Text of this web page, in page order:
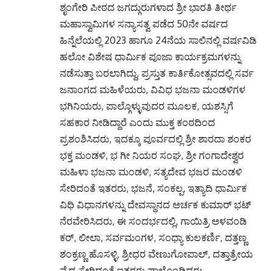
ಶೃಂಗೇರಿ ಪೀಠದ ಜಗದ್ಗುರುಗಳಾದ ಶ್ರೀ ಭಾರತಿ ತೀರ್ಥ
ಮಹಾಸ್ವಾಮಿಗಳ ಸನ್ಯಾಸತ್ವ ಪಡೆದ 50ನೇ ವರ್ಷದ
ಹಿನ್ನೆಲೆಯಲ್ಲಿ 2023 ಹಾಗೂ 24ನೆಯ ಸಾಲಿನಲ್ಲಿ ವರ್ಷವಿಡಿ
ಹಲೋ ವಿಶೇಷ ಧಾರ್ಮಿಕ ಪೂಜಾ ಕಾರ್ಯಕ್ರಮಗಳನ್ನು
ನಡೆಸುತ್ತಾ ಬರಲಾಗಿದ್ದು, ಪ್ರಸ್ತುತ ಕಾರ್ತಿಕೋತ್ಸವದಲ್ಲಿ ಸರ್ವ
ಜನಾಂಗದ ಮಹಿಳೆಯರು, ವಿವಿಧ ಭಜನಾ ಮಂಡಳಿಗಳ
ಭಗಿನಿಯರು, ಪಾಲ್ಗೊಳ್ಳುವುದರ ಮೂಲಕ, ಯಶಸ್ಸಿಗೆ
ಸಹಕಾರ ನೀಡಿದ್ದಾರೆ ಎಂದು ಮುಕ್ತ ಕಂಠದಿಂದ
ಪ್ರಶಂಶಿಸಿದರು, ಇದಕ್ಕೂ ಪೂರ್ವದಲ್ಲಿ ಶ್ರೀ ಶಾರದಾ ಶಂಕರ
ಭಕ್ತ ಮಂಡಳಿ, ಭ ಗೀ ನಿಯರ ಸಂಘ, ಶ್ರೀ ಗಂಗಾದೇಶ್ವರ
ಮಹಿಳಾ ಭಜನಾ ಮಂಡಳಿ, ಸತ್ಯದೇವ ಭಜರ ಮಂಡಳಿ
ಸೇರಿದಂತೆ ಇತರರು, ಭಜನೆ, ಸಂಕಲ್ಪ, ಇತ್ಯಾದಿ ಧಾರ್ಮಿಕ
ವಿಧಿ ವಿಧಾನಗಳನ್ನು ದೇವಸ್ಥಾನದ ಅರ್ಚಕ ಕುಮಾರ್ ಭಟ್
ನೆರವೇರಿಸಿದರು, ಈ ಸಂದರ್ಭದಲ್ಲಿ, ಗಾಯಿತ್ರಿ ಅಳವಂಡಿ
ಕರ್, ಲೀಲಾ, ಸರ್ವಮಂಗಳ, ಸಂಧ್ಯಾ ಕುಲಕರ್ಣಿ, ದತ್ತಣ್ಣ
ಶಂಕ್ರಣ್ಣ ಹೊಸಳ್ಳಿ, ಶ್ರೀಧರ ವೇಣುಗೋಪಾಲ್, ದತ್ತಾತ್ರೇಯ